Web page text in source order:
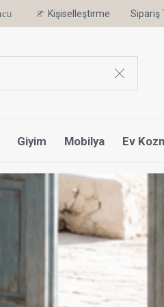
Kişiselleştirme Sipariş
Giyim Mobilya Ev